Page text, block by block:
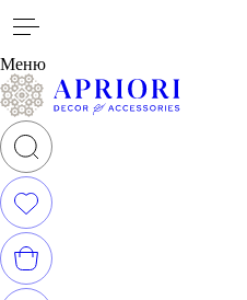
Меню